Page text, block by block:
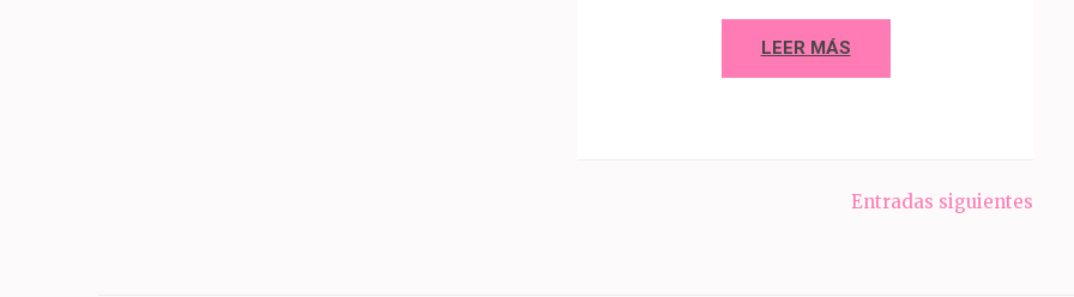
LEER MÁS
Entradas siguientes